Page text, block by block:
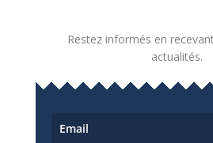
Restez informés en
actualités.